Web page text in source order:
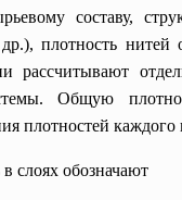
составу,
плотность нитей
рассчитывают
Общую
плотностей каждого
слоях обозначают